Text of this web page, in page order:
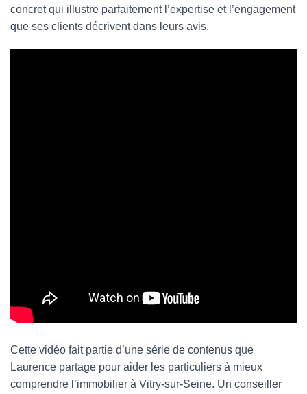
concret qui illustre parfaitement l’expertise et l’engagement
que ses clients décrivent dans leurs avis.
Cette vidéo fait partie d’une série de contenus que
Laurence partage pour aider les particuliers à mieux
comprendre l’immobilier à Vitry-sur-Seine. Un conseiller